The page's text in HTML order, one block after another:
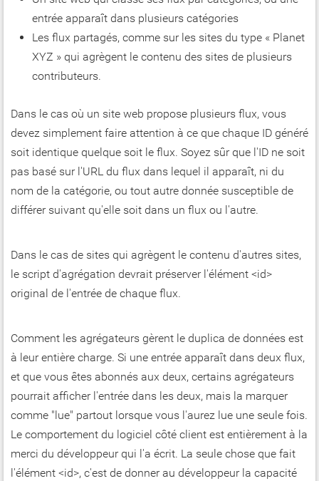
entrée apparaît dans plusieurs catégories
Les flux partagés, comme sur les sites du type « Planet
XYZ » qui agrègent le contenu des sites de plusieurs
contributeurs.
Dans le cas où un site web propose plusieurs flux, vous
devez simplement faire attention à ce que chaque ID généré
soit identique quelque soit le flux. Soyez sûr que l'ID ne soit
pas basé sur l'URL du flux dans lequel il apparaît, ni du
nom de la catégorie, ou tout autre donnée susceptible de
différer suivant qu'elle soit dans un flux ou l'autre.
Dans le cas de sites qui agrègent le contenu d'autres sites,
le script d'agrégation devrait préserver l'élément <id>
original de l'entrée de chaque flux.
Comment les agrégateurs gèrent le duplica de données est
à leur entière charge. Si une entrée apparaît dans deux flux,
et que vous êtes abonnés aux deux, certains agrégateurs
pourrait afficher l'entrée dans les deux, mais la marquer
comme "lue" partout lorsque vous l'aurez lue une seule fois.
Le comportement du logiciel côté client est entièrement à la
merci du développeur qui l'a écrit. La seule chose que fait
l'élément <id>, c'est de donner au développeur la capacité